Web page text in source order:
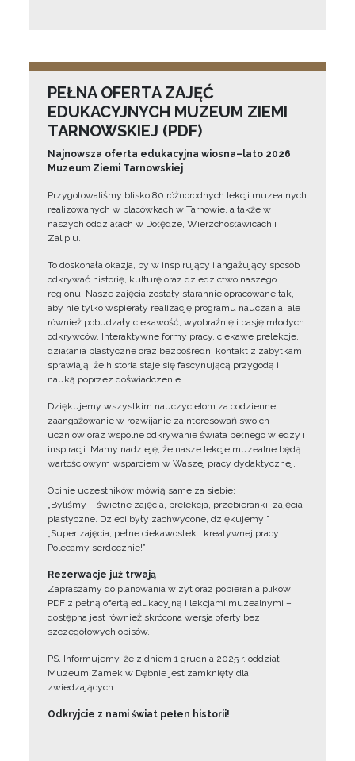
PEŁNA OFERTA ZAJĘĆ
EDUKACYJNYCH MUZEUM ZIEMI
TARNOWSKIEJ (PDF)
Najnowsza oferta edukacyjna wiosna–lato 2026
Muzeum Ziemi Tarnowskiej
Przygotowaliśmy blisko 80 różnorodnych lekcji muzealnych
realizowanych w placówkach w Tarnowie, a także w
naszych oddziałach w Dołędze, Wierzchosławicach i
Zalipiu.
To doskonała okazja, by w inspirujący i angażujący sposób
odkrywać historię, kulturę oraz dziedzictwo naszego
regionu. Nasze zajęcia zostały starannie opracowane tak,
aby nie tylko wspierały realizację programu nauczania, ale
również pobudzały ciekawość, wyobraźnię i pasję młodych
odkrywców. Interaktywne formy pracy, ciekawe prelekcje,
działania plastyczne oraz bezpośredni kontakt z zabytkami
sprawiają, że historia staje się fascynującą przygodą i
nauką poprzez doświadczenie.
Dziękujemy wszystkim nauczycielom za codzienne
zaangażowanie w rozwijanie zainteresowań swoich
uczniów oraz wspólne odkrywanie świata pełnego wiedzy i
inspiracji. Mamy nadzieję, że nasze lekcje muzealne będą
wartościowym wsparciem w Waszej pracy dydaktycznej.
Opinie uczestników mówią same za siebie:
„Byliśmy – świetne zajęcia, prelekcja, przebieranki, zajęcia
plastyczne. Dzieci były zachwycone, dziękujemy!”
„Super zajęcia, pełne ciekawostek i kreatywnej pracy.
Polecamy serdecznie!”
Rezerwacje już trwają
Zapraszamy do planowania wizyt oraz pobierania plików
PDF z pełną ofertą edukacyjną i lekcjami muzealnymi –
dostępna jest również skrócona wersja oferty bez
szczegółowych opisów.
PS. Informujemy, że z dniem 1 grudnia 2025 r. oddział
Muzeum Zamek w Dębnie jest zamknięty dla
zwiedzających.
Odkryjcie z nami świat pełen historii!